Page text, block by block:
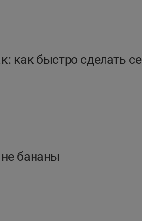
как быстро сделать
бананы